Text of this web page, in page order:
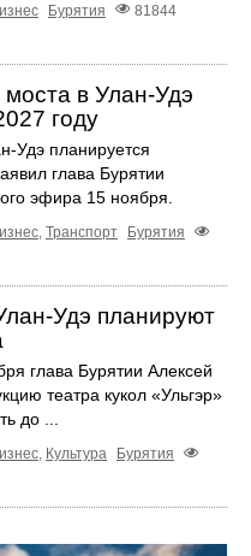
Бурятия
81844
моста в Улан-Удэ
году
Удэ планируется
глава Бурятии
эфира 15 ноября.
Транспорт
Бурятия
Удэ планируют
глава Бурятии Алексей
театра кукол «Ульгэр»
до ...
, Культура
Бурятия